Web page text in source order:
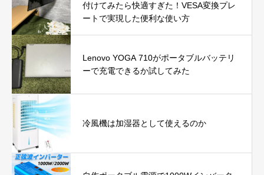
付けてみたら快適すぎた！VESA変換プレ
ートで実現した便利な使い方
Lenovo YOGA 710がポータブルバッテリ
ーで充電できるか試してみた
冷風機は加湿器として使えるのか